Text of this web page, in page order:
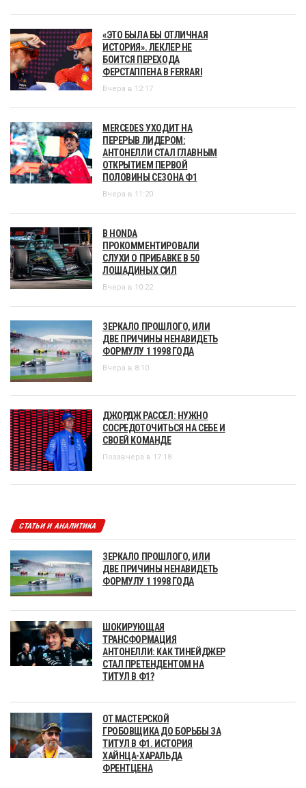
«ЭТО БЫЛА БЫ ОТЛИЧНАЯ
ИСТОРИЯ». ЛЕКЛЕР НЕ
БОИТСЯ ПЕРЕХОДА
ФЕРСТАППЕНА В FERRARI
Вчера в 12:17
MERCEDES УХОДИТ НА
ПЕРЕРЫВ ЛИДЕРОМ:
АНТОНЕЛЛИ СТАЛ ГЛАВНЫМ
ОТКРЫТИЕМ ПЕРВОЙ
ПОЛОВИНЫ СЕЗОНА Ф1
Вчера в 11:20
В HONDA
ПРОКОММЕНТИРОВАЛИ
СЛУХИ О ПРИБАВКЕ В 50
ЛОШАДИНЫХ СИЛ
Вчера в 10:22
ЗЕРКАЛО ПРОШЛОГО, ИЛИ
ДВЕ ПРИЧИНЫ НЕНАВИДЕТЬ
ФОРМУЛУ 1 1998 ГОДА
Вчера в 8:10
ДЖОРДЖ РАССЕЛ: НУЖНО
СОСРЕДОТОЧИТЬСЯ НА СЕБЕ И
СВОЕЙ КОМАНДЕ
Позавчера в 17:18
СТАТЬИ И АНАЛИТИКА
ЗЕРКАЛО ПРОШЛОГО, ИЛИ
ДВЕ ПРИЧИНЫ НЕНАВИДЕТЬ
ФОРМУЛУ 1 1998 ГОДА
ШОКИРУЮЩАЯ
ТРАНСФОРМАЦИЯ
АНТОНЕЛЛИ: КАК ТИНЕЙДЖЕР
СТАЛ ПРЕТЕНДЕНТОМ НА
ТИТУЛ В Ф1?
ОТ МАСТЕРСКОЙ
ГРОБОВЩИКА ДО БОРЬБЫ ЗА
ТИТУЛ В Ф1. ИСТОРИЯ
ХАЙНЦА-ХАРАЛЬДА
ФРЕНТЦЕНА